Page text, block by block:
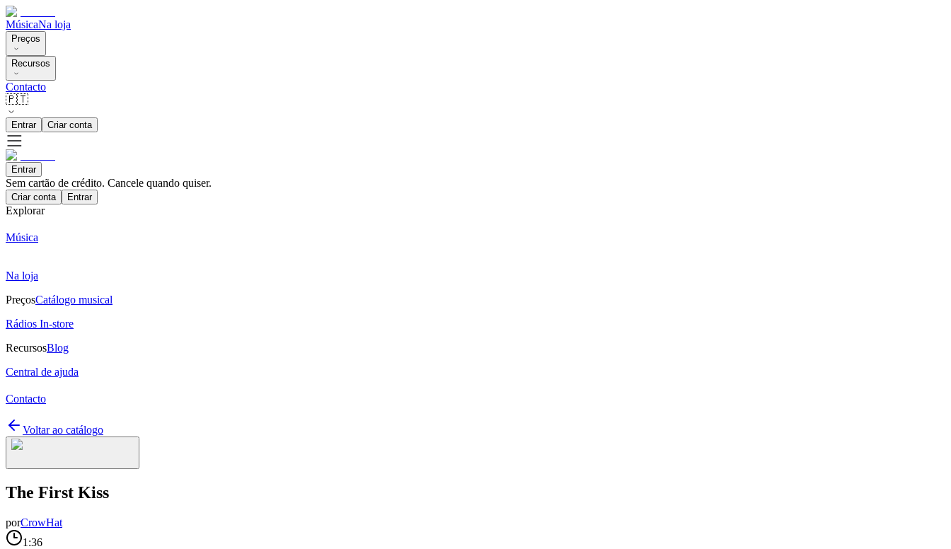
MúsicaNa loja
Preços
Recursos
Contacto
🇵🇹
Entrar Criar conta
Entrar
Sem cartão de crédito. Cancele quando quiser.
Criar conta Entrar
Explorar
Música
Na loja
PreçosCatálogo musical
Rádios In-store
RecursosBlog
Central de ajuda
Contacto
Voltar ao catálogo
The First Kiss
porCrowHat
1:36